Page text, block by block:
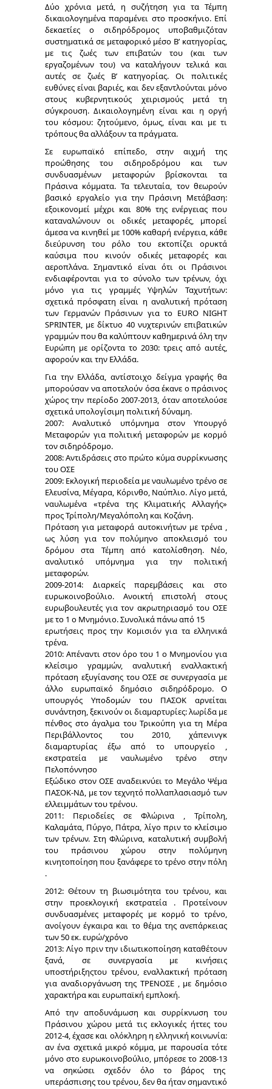
Δύο χρόνια μετά, η συζήτηση για τα Τέμπη
δικαιολογημένα παραμένει στο προσκήνιο. Επί
δεκαετίες ο σιδηρόδρομος υποβαθμιζόταν
συστηματικά σε μεταφορικό μέσο Β’ κατηγορίας,
με τις ζωές των επιβατών του (και των
εργαζομένων του) να καταλήγουν τελικά και
αυτές σε ζωές Β’ κατηγορίας. Οι πολιτικές
ευθύνες είναι βαριές, και δεν εξαντλούνται μόνο
στους κυβερνητικούς χειρισμούς μετά τη
σύγκρουση. Δικαιολογημένη είναι και η οργή
του κόσμου: ζητούμενο, όμως, είναι και με τι
τρόπους θα αλλάξουν τα πράγματα.
Σε ευρωπαϊκό επίπεδο, στην αιχμή της
προώθησης του σιδηροδρόμου και των
συνδυασμένων μεταφορών βρίσκονται τα
Πράσινα κόμματα. Τα τελευταία, τον θεωρούν
βασικό εργαλείο για την Πράσινη Μετάβαση:
εξοικονομεί μέχρι και 80% της ενέργειας που
καταναλώνουν οι οδικές μεταφορές, μπορεί
άμεσα να κινηθεί με 100% καθαρή ενέργεια, κάθε
διεύρυνση του ρόλο του εκτοπίζει ορυκτά
καύσιμα που κινούν οδικές μεταφορές και
αεροπλάνα. Σημαντικό είναι ότι οι Πράσινοι
ενδιαφέρονται για το σύνολο των τρένων, όχι
μόνο για τις γραμμές Υψηλών Ταχυτήτων:
σχετικά πρόσφατη είναι η αναλυτική πρόταση
των Γερμανών Πράσινων για το EURO NIGHT
SPRINTER, με δίκτυο 40 νυχτερινών επιβατικών
γραμμών που θα καλύπτουν καθημερινά όλη την
Ευρώπη με ορίζοντα το 2030: τρεις από αυτές,
αφορούν και την Ελλάδα.
Για την Ελλάδα, αντίστοιχο δείγμα γραφής θα
μπορούσαν να αποτελούν όσα έκανε ο πράσινος
χώρος την περίοδο 2007-2013, όταν αποτελούσε
σχετικά υπολογίσιμη πολιτική δύναμη.
2007: Αναλυτικό υπόμνημα στον Υπουργό
Μεταφορών για πολιτική μεταφορών με κορμό
τον σιδηρόδρομο.
2008: Αντιδράσεις στο πρώτο κύμα συρρίκνωσης
του ΟΣΕ
2009: Εκλογική περιοδεία με ναυλωμένο τρένο σε
Ελευσίνα, Μέγαρα, Κόρινθο, Ναύπλιο. Λίγο μετά,
ναυλωμένα «τρένα της Κλιματικής Αλλαγής»
προς Τρίπολη/Μεγαλόπολη και Κοζάνη.
Πρόταση για μεταφορά αυτοκινήτων με τρένα ,
ως λύση για τον πολύμηνο αποκλεισμό του
δρόμου στα Τέμπη από κατολίσθηση. Νέο,
αναλυτικό υπόμνημα για την πολιτική
μεταφορών.
2009-2014: Διαρκείς παρεμβάσεις και στο
ευρωκοινοβούλιο. Ανοικτή επιστολή στους
ευρωβουλευτές για τον ακρωτηριασμό του ΟΣΕ
με το 1 ο Μνημόνιο. Συνολικά πάνω από 15
ερωτήσεις προς την Κομισιόν για τα ελληνικά
τρένα.
2010: Απέναντι στον όρο του 1 ο Μνημονίου για
κλείσιμο γραμμών, αναλυτική εναλλακτική
πρόταση εξυγίανσης του ΟΣΕ σε συνεργασία με
άλλο ευρωπαϊκό δημόσιο σιδηρόδρομο. Ο
υπουργός Υποδομών του ΠΑΣΟΚ αρνείται
συνάντηση, ξεκινούν οι διαμαρτυρίες: λωρίδα με
πένθος στο άγαλμα του Τρικούπη για τη Μέρα
Περιβάλλοντος του 2010, χάπενινγκ
διαμαρτυρίας έξω από το υπουργείο ,
εκστρατεία με ναυλωμένο τρένο στην
Πελοπόννησο
Εξώδικο στον ΟΣΕ αναδεικνύει το Μεγάλο Ψέμα
ΠΑΣΟΚ-ΝΔ, με τον τεχνητό πολλαπλασιασμό των
ελλειμμάτων του τρένου.
2011: Περιοδείες σε Φλώρινα , Τρίπολη,
Καλαμάτα, Πύργο, Πάτρα, λίγο πριν το κλείσιμο
των τρένων. Στη Φλώρινα, καταλυτική συμβολή
του πράσινου χώρου στην πολύμηνη
κινητοποίηση που ξανάφερε το τρένο στην πόλη
.
2012: Θέτουν τη βιωσιμότητα του τρένου, και
στην προεκλογική εκστρατεία . Προτείνουν
συνδυασμένες μεταφορές με κορμό το τρένο,
ανοίγουν έγκαιρα και το θέμα της ανεπάρκειας
των 50 εκ. ευρώ/χρόνο
2013: Λίγο πριν την ιδιωτικοποίηση καταθέτουν
ξανά, σε συνεργασία με κινήσεις
υποστήριξηςτου τρένου, εναλλακτική πρόταση
για αναδιοργάνωση της ΤΡΕΝΟΣΕ , με δημόσιο
χαρακτήρα και ευρωπαϊκή εμπλοκή.
Από την αποδυνάμωση και συρρίκνωση του
Πράσινου χώρου μετά τις εκλογικές ήττες του
2012-4, έχασε και ολόκληρη η ελληνική κοινωνία:
αν ένα σχετικά μικρό κόμμα, με παρουσία τότε
μόνο στο ευρωκοινοβούλιο, μπόρεσε το 2008-13
να σηκώσει σχεδόν όλο το βάρος της
υπεράσπισης του τρένου, δεν θα ήταν σημαντικό